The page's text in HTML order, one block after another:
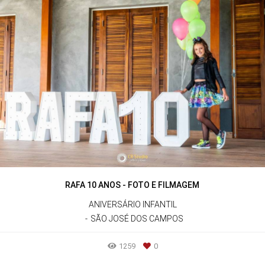
RAFA 10 ANOS - FOTO E FILMAGEM
ANIVERSÁRIO INFANTIL
SÃO JOSÉ DOS CAMPOS
1259 0